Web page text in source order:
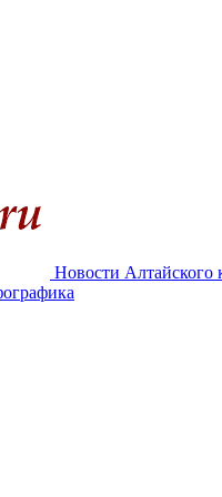
Новости Алтайского